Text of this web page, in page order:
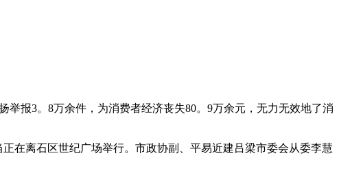
报3。8万余件，为消费者经济丧失80。9万余元，无力无效地了消
在离石区世纪广场举行。市政协副、平易近建吕梁市委会从委李慧